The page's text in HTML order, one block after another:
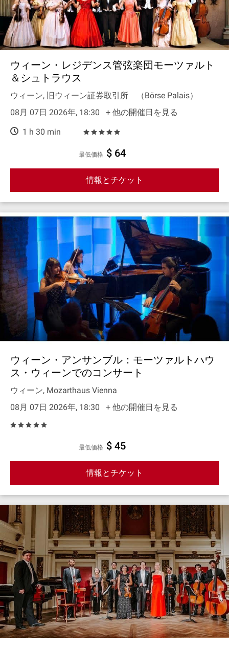
ウィーン・レジデンス管弦楽団モーツァルト
＆シュトラウス
ウィーン, 旧ウィーン証券取引所 （Börse Palais）
08月 07日 2026年, 18:30
+ 他の開催日を見る
1 h 30 min
最低価格 $ 64
情報とチケット
ウィーン・アンサンブル：モーツァルトハウ
ス・ウィーンでのコンサート
ウィーン, Mozarthaus Vienna
08月 07日 2026年, 18:30
+ 他の開催日を見る
最低価格 $ 45
情報とチケット